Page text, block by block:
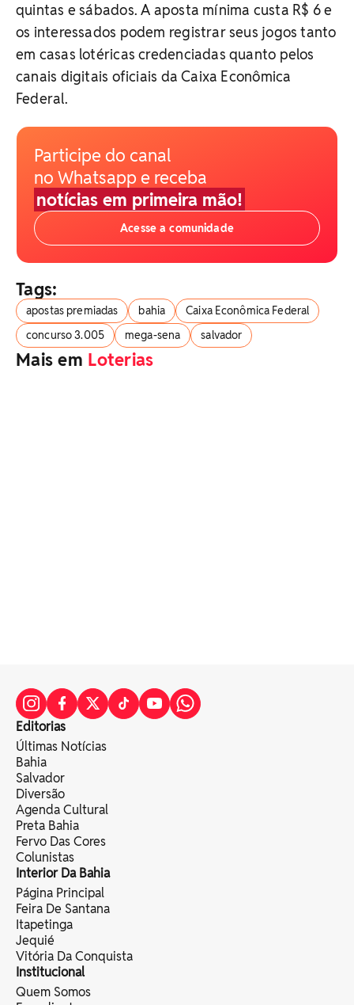
quintas e sábados. A aposta mínima custa R$ 6 e
os interessados podem registrar seus jogos tanto
em casas lotéricas credenciadas quanto pelos
canais digitais oficiais da Caixa Econômica
Federal.
Participe do canal
no Whatsapp e receba
notícias em primeira mão!
Acesse a comunidade
Tags:
apostas premiadas bahia
Caixa Econômica Federal
concurso 3.005
mega-sena salvador
Mais em Loterias
Editorias
Últimas Notícias
Bahia
Salvador
Diversão
Agenda Cultural
Preta Bahia
Fervo Das Cores
Colunistas
Interior Da Bahia
Página Principal
Feira De Santana
Itapetinga
Jequié
Vitória Da Conquista
Institucional
Quem Somos